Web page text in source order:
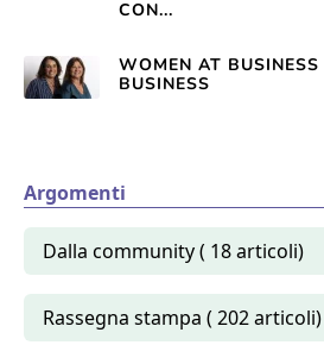
CON...
WOMEN AT
BUSINESS
Argomenti
Dalla community ( 18 articoli)
Rassegna stampa ( 202 articoli)